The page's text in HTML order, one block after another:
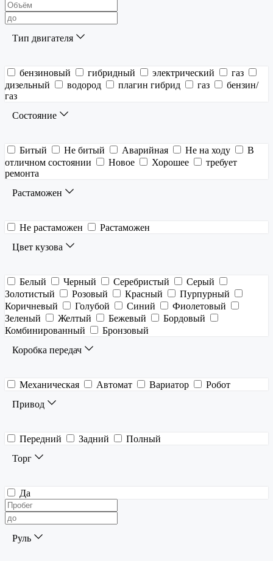
Тип двигателя
бензиновый гибридный электрический
газ
дизельный
водород плагин гибрид газ
бензин/
газ
Состояние
Битый Не битый Аварийная Не на ходу
В
отличном состоянии
Новое Хорошее
требует
ремонта
Растаможен
Не растаможен
Растаможен
Цвет кузова
Белый Черный Серебристый
Серый
Золотистый
Розовый Красный
Пурпурный
Коричневый
Голубой Синий
Фиолетовый
Зеленый
Желтый Бежевый
Бордовый
Комбинированный
Бронзовый
Коробка передач
Механическая Автомат Вариатор
Робот
Привод
Передний Задний
Полный
Торг
Да
Руль